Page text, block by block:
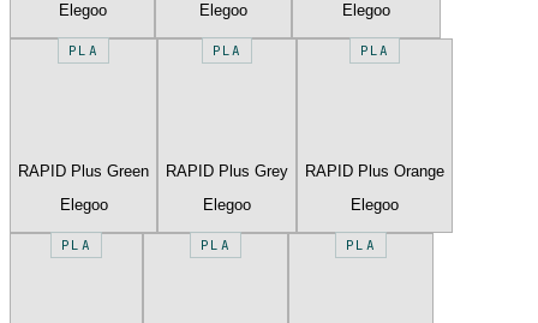
Elegoo
Elegoo
Elegoo
PLA
RAPID Plus Green
Elegoo
PLA
RAPID Plus Grey
Elegoo
PLA
RAPID Plus Orange
Elegoo
PLA PLA PLA